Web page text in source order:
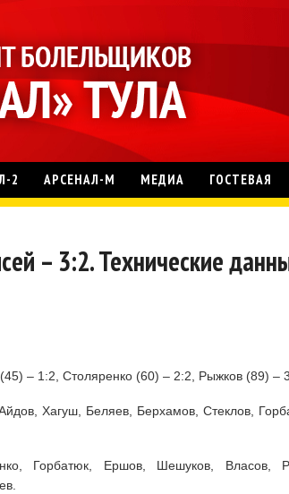
2 АРСЕНАЛ-М МЕДИА ГОСТЕВАЯ
– 3:2. Технические
– 1:2, Столяренко (60) – 2:2, Рыжков (89) –
Хагуш, Беляев, Берхамов, Стеклов,
Горбатюк, Ершов, Шешуков, Власов,